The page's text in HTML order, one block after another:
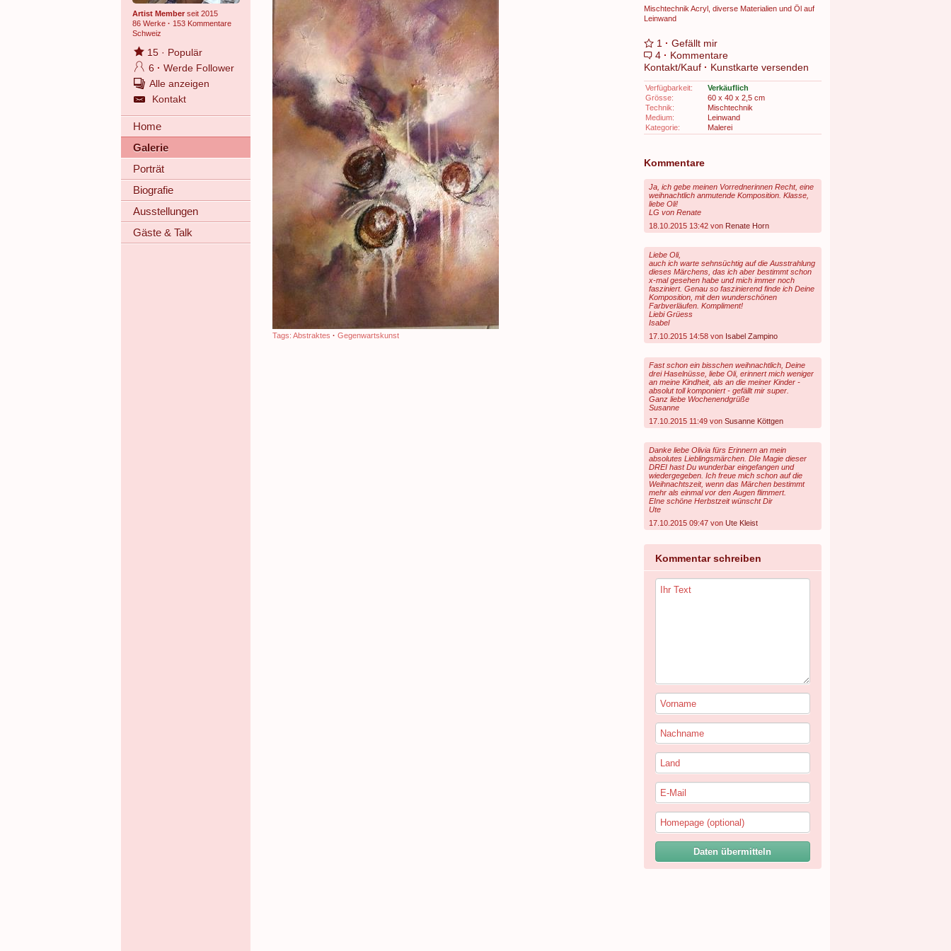
Artist Memberseit 2015
86 Werke · 153 Kommentare
Schweiz
15· Populär
6 · Werde Follower
Alle anzeigen
Kontakt
Home
Galerie
Porträt
Biografie
Ausstellungen
Gäste & Talk
Tags: Abstraktes · Gegenwartskunst
Mischtechnik Acryl, diverse Materialien und Öl auf
Leinwand
1 · Gefällt mir
4 · Kommentare
Kontakt/Kauf · Kunstkarte versenden
Verfügbarkeit:
Verkäuflich
Grösse:
60 x 40 x 2,5 cm
Technik:
Mischtechnik
Medium:
Leinwand
Kategorie:
Malerei
Kommentare
Ja, ich gebe meinen Vorrednerinnen Recht, eine
weihnachtlich anmutende Komposition. Klasse,
liebe Oli!
LG von Renate
18.10.2015 13:42 von Renate Horn
Liebe Oli,
auch ich warte sehnsüchtig auf die Ausstrahlung
dieses Märchens, das ich aber bestimmt schon
x-mal gesehen habe und mich immer noch
fasziniert. Genau so faszinierend finde ich Deine
Komposition, mit den wunderschönen
Farbverläufen. Kompliment!
Liebi Grüess
Isabel
17.10.2015 14:58 von Isabel Zampino
Fast schon ein bisschen weihnachtlich, Deine
drei Haselnüsse, liebe Oli, erinnert mich weniger
an meine Kindheit, als an die meiner Kinder -
absolut toll komponiert - gefällt mir super.
Ganz liebe Wochenendgrüße
Susanne
17.10.2015 11:49 von Susanne Köttgen
Danke liebe Olivia fürs Erinnern an mein
absolutes Lieblingsmärchen. DIe Magie dieser
DREI hast Du wunderbar eingefangen und
wiedergegeben. Ich freue mich schon auf die
Weihnachtszeit, wenn das Märchen bestimmt
mehr als einmal vor den Augen flimmert.
EIne schöne Herbstzeit wünscht Dir
Ute
17.10.2015 09:47 von Ute Kleist
Kommentar schreiben
Daten übermitteln